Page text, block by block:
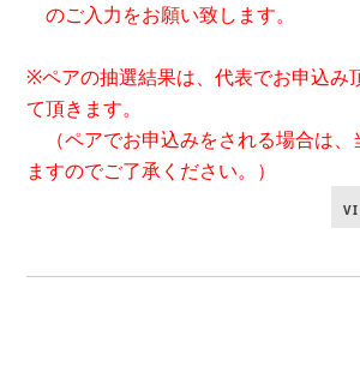
のご入力をお願い致します。
※ペアの抽選結果は、代表でお申込み
て頂きます。
（ペアでお申込みをされる場合は、
ますのでご了承ください。）